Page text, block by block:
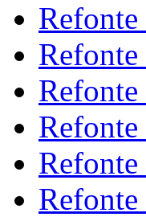
Refonte
Refonte
Refonte
Refonte
Refonte
Refonte